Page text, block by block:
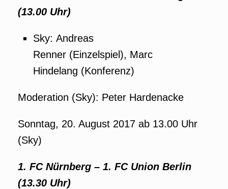
(13.00 Uhr)
Sky: Andreas
Renner (Einzelspiel), Marc
Hindelang (Konferenz)
Moderation (Sky): Peter Hardenacke
Sonntag, 20. August 2017 ab 13.00 Uhr
(Sky)
1. FC Nürnberg – 1. FC Union Berlin
(13.30 Uhr)